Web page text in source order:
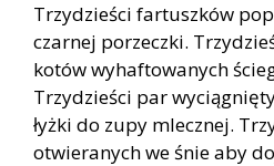
Trzydzieści fartuszków
czarnej porzeczki.
kotów wyhaftowanych
Trzydzieści par
łyżki do zupy mlecznej.
otwieranych we śnie aby